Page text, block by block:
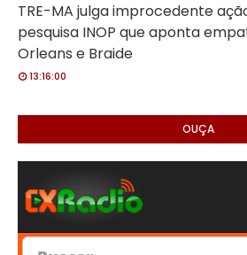
TRE-MA julga improcedente
pesquisa INOP que aponta
Orleans e Braide
13:16:00
OUÇA